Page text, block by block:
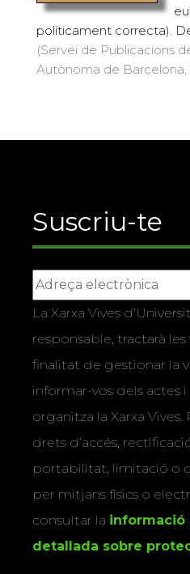
políticament correcta). De
(Servei de Publicacions
Autònoma de Barcelona,
Suscriu-te
La Xarxa Vives
responsable, tractarà
finalitat de gestionar la
informar-vos dels actes
organitza la Xarxa
drets d’accés,
portabilitat, limitació o
per mitjans físics o
consultar la informació
detallada sobre